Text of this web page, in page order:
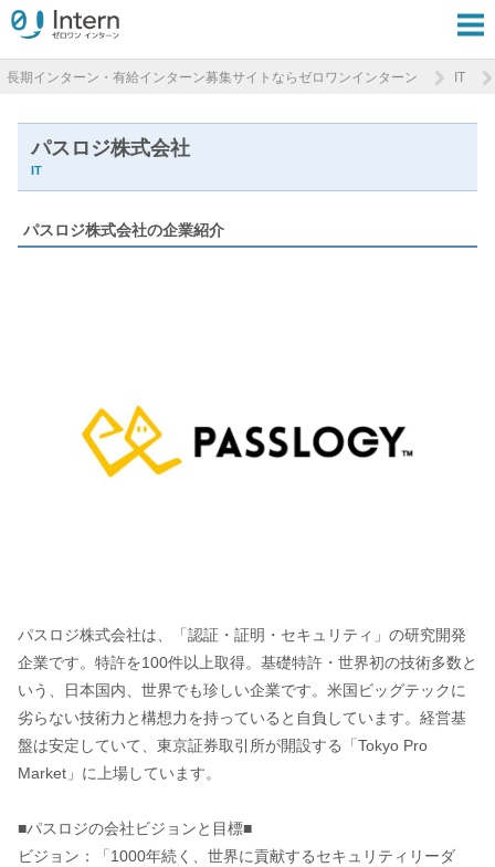
長期インターン・有給インターン募集サイトならゼロワンインターン IT
パスロジ株式会社
IT
パスロジ株式会社の企業紹介
パスロジ株式会社は、「認証・証明・セキュリティ」の研究開発
企業です。特許を100件以上取得。基礎特許・世界初の技術多数と
いう、日本国内、世界でも珍しい企業です。米国ビッグテックに
劣らない技術力と構想力を持っていると自負しています。経営基
盤は安定していて、東京証券取引所が開設する「Tokyo Pro
Market」に上場しています。
■パスロジの会社ビジョンと目標■
ビジョン：「1000年続く、世界に貢献するセキュリティリーダ